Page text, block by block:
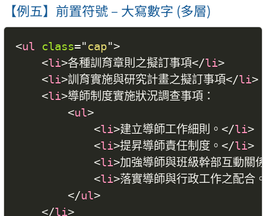
【例五】前置符號 – 大寫數字 (多層)
<ul class="cap">
<li>各種訓育章則之擬訂事項</li>
<li>訓育實施與研究計畫之擬訂事項</li>
<li>導師制度實施狀況調查事項：
<ul>
<li>建立導師工作細則。</li>
<li>提昇導師責任制度。</li>
<li>加強導師與班級幹部互動關
<li>落實導師與行政工作之配合
</ul>
</li>